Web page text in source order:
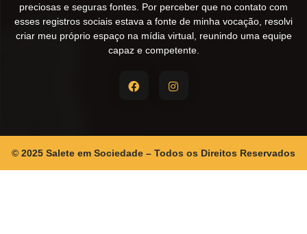
preciosas e seguras fontes. Por perceber que no contato com
esses registros sociais estava a fonte de minha vocação, resolvi
criar meu próprio espaço na mídia virtual, reunindo uma equipe
capaz e competente.
© 2025 Salete em Sociedade – Todos os Direitos Reservados